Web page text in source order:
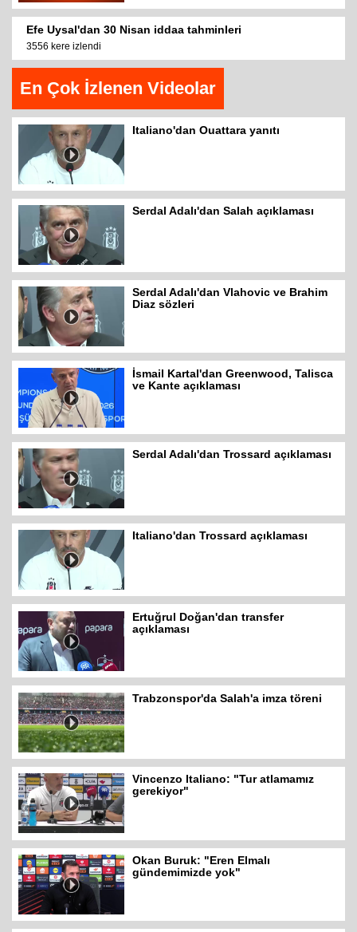
Efe Uysal'dan 30 Nisan iddaa tahminleri
3556 kere izlendi
En Çok İzlenen Videolar
Italiano'dan Ouattara yanıtı
Serdal Adalı'dan Salah açıklaması
Serdal Adalı'dan Vlahovic ve Brahim
Diaz sözleri
İsmail Kartal'dan Greenwood, Talisca
ve Kante açıklaması
Serdal Adalı'dan Trossard açıklaması
Italiano'dan Trossard açıklaması
Ertuğrul Doğan'dan transfer
açıklaması
Trabzonspor'da Salah'a imza töreni
Vincenzo Italiano: "Tur atlamamız
gerekiyor"
Okan Buruk: "Eren Elmalı
gündemimizde yok"